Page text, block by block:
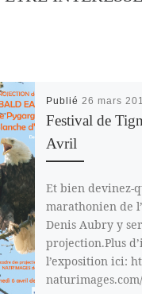
Publié 26 mars
Festival de
Avril
Et bien devinez-
marathonien de
Denis Aubry y
projection.Plus
l’exposition ici: